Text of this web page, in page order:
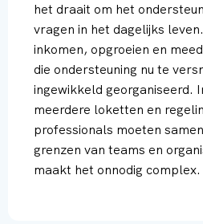
het draait om het
vragen in het dagelijks
inkomen, opgroeien en
die ondersteuning nu te
ingewikkeld georganiseerd.
meerdere loketten en
professionals moeten
grenzen van teams en
maakt het onnodig complex.